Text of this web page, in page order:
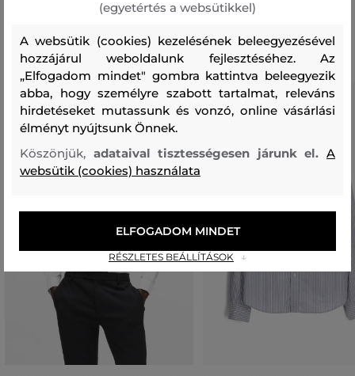
(egyetértés a websütikkel)
A websütik (cookies) kezelésének beleegyezésével
hozzájárul weboldalunk fejlesztéséhez. Az
„Elfogadom mindet" gombra kattintva beleegyezik
abba, hogy személyre szabott tartalmat, releváns
hirdetéseket mutassunk és vonzó, online vásárlási
élményt nyújtsunk Önnek.
Köszönjük, adataival tisztességesen járunk el.A
websütik (cookies) használata
RÉSZLETES BEÁLLÍTÁSOK
ELFOGADOM MINDET